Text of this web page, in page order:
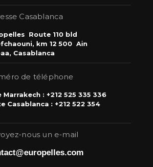
Casablanca
Route 110 bld
km 12 500 Ain
Casablanca
de téléphone
Marrakech : +212 525 335 336
Casablanca : +212 522 354
nous un e-mail